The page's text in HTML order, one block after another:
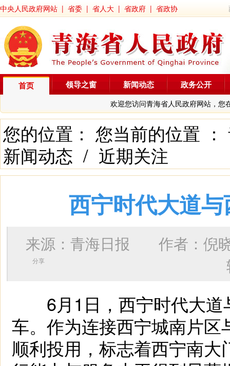
中央人民政府网站 | 省委 | 省人大 | 省政府 | 省政协
首页
欢迎您访问青海省人民政府网站，您
领导之窗 新闻动态 政务公开
您的位置： 您当前的位置 ：
新闻动态 / 近期关注
西宁时代大道
来源：青海日报 作者：倪
分享
6月1日，西宁时代大道
车。作为连接西宁城南片
顺利投用，标志着西宁南